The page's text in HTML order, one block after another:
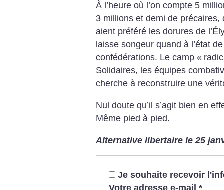
À l’heure où l’on compte 5
3 millions et demi de
aient préféré les dorures de
laisse songeur quand à l’état
confédérations. Le camp «
Solidaires, les équipes
cherche à reconstruire une
Nul doute qu’il s’agit bien en
Même pied à pied.
Alternative libertaire le 25
Je souhaite recevoir
Votre adresse e-mail *